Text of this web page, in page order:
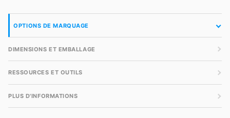
OPTIONS DE MARQUAGE
DIMENSIONS ET EMBALLAGE
RESSOURCES ET OUTILS
PLUS D'INFORMATIONS